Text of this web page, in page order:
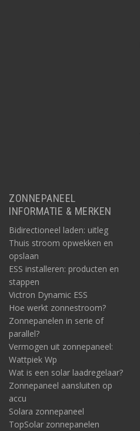
ZONNEPANEEL
INFORMATIE & MERKEN
Bidirectioneel laden: uitleg
Thuis stroom opwekken en
opslaan
ESS installeren: producten en
stappen
Victron Dynamic ESS
Hoe werkt zonnestroom?
Zonnepanelen in serie of
parallel?
Vermogen uit zonnepaneel:
Wattpiek Wp
Wat is een solar laadregelaar?
Zonnepaneel aansluiten op
accu
Solara zonnepaneel
TopSolar zonnepanelen